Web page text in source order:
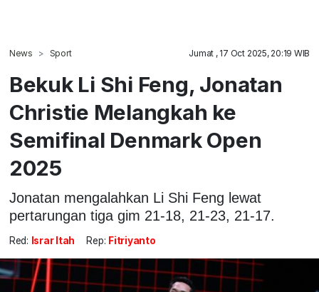
News Sport Jumat , 17 Oct 2025, 20:19 WIB
Bekuk Li Shi Feng, Jonatan
Christie Melangkah ke
Semifinal Denmark Open
2025
Jonatan mengalahkan Li Shi Feng lewat
pertarungan tiga gim 21-18, 21-23, 21-17.
Red: Israr Itah Rep: Fitriyanto